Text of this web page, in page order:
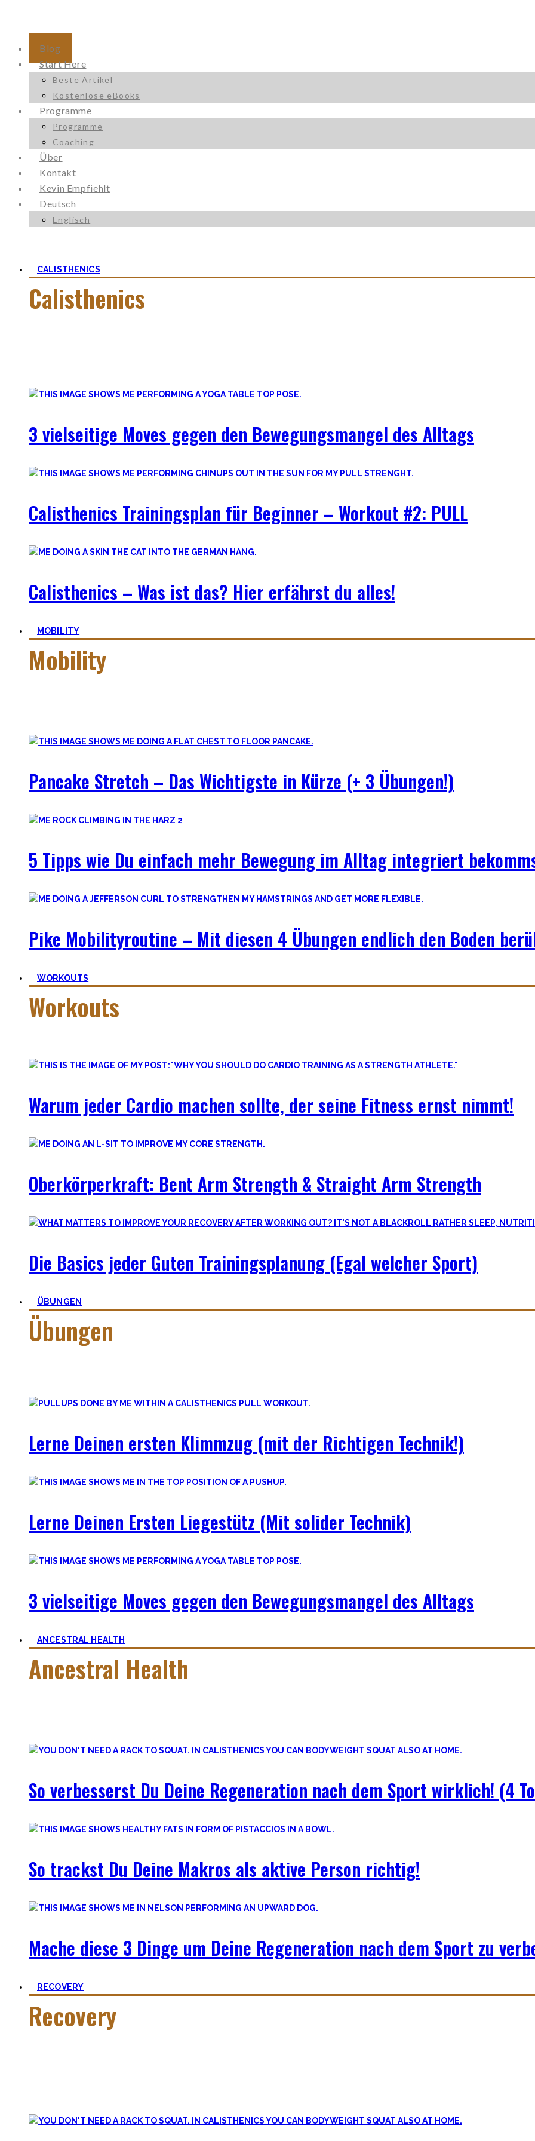
Blog
Start Here
Beste Artikel
Kostenlose eBooks
Programme
Programme
Coaching
Über
Kontakt
Kevin Empfiehlt
Deutsch
Englisch
CALISTHENICS
Calisthenics
3 vielseitige Moves gegen den Bewegungsmangel des Alltags
Calisthenics Trainingsplan für Beginner – Workout #2: PULL
Calisthenics – Was ist das? Hier erfährst du alles!
MOBILITY
Mobility
Pancake Stretch – Das Wichtigste in Kürze (+ 3 Übungen!)
5 Tipps wie Du einfach mehr Bewegung im Alltag integriert
Pike Mobilityroutine – Mit diesen 4 Übungen endlich den Boden
WORKOUTS
Workouts
Warum jeder Cardio machen sollte, der seine Fitness ernst nimmt!
Oberkörperkraft: Bent Arm Strength & Straight Arm Strength
Die Basics jeder Guten Trainingsplanung (Egal welcher Sport)
ÜBUNGEN
Übungen
Lerne Deinen ersten Klimmzug (mit der Richtigen Technik!)
Lerne Deinen Ersten Liegestütz (Mit solider Technik)
3 vielseitige Moves gegen den Bewegungsmangel des Alltags
ANCESTRAL HEALTH
Ancestral Health
So verbesserst Du Deine Regeneration nach dem Sport wirklich! (4
So trackst Du Deine Makros als aktive Person richtig!
Mache diese 3 Dinge um Deine Regeneration nach dem Sport zu
RECOVERY
Recovery